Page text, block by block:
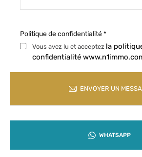
Politique de confidentialité *
Vous avez lu et acceptez la
confidentialité
ENVOYER UN
WHATSAPP